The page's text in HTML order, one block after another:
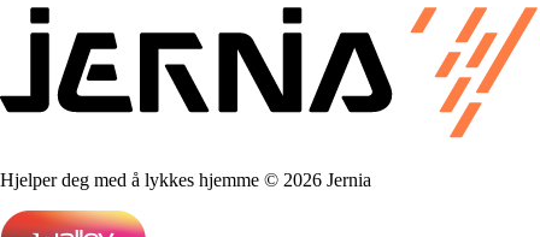
Hjelper deg med å lykkes hjemme © 2026 Jernia